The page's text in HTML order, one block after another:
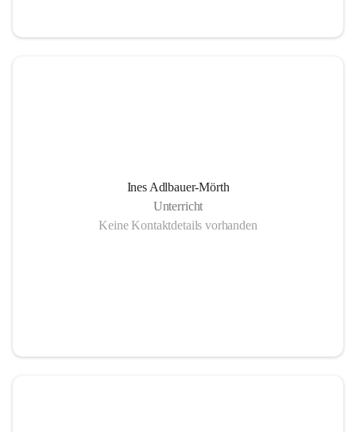
Ines Adlbauer-Mörth
Unterricht
Keine Kontaktdetails vorhanden